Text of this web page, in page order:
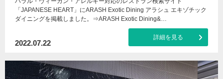
「JAPANESE HEART」にARASH Exotic Dining アラシュ エキゾチック
ダイニングを掲載しました。⇒ARASH Exotic Dining&…
2022.07.22
詳細を見る